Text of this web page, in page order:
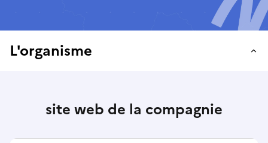
L'organisme
site web de la compagnie